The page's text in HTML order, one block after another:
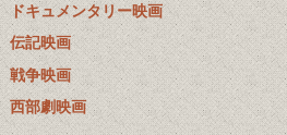
ドキュメンタリー映画
伝記映画
戦争映画
西部劇映画